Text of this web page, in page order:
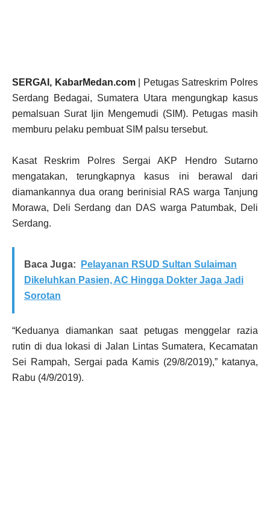
SERGAI, KabarMedan.com| Petugas Satreskrim Polres
Serdang Bedagai, Sumatera Utara mengungkap kasus
pemalsuan Surat Ijin Mengemudi (SIM). Petugas masih
memburu pelaku pembuat SIM palsu tersebut.
Kasat Reskrim Polres Sergai AKP Hendro Sutarno
mengatakan, terungkapnya kasus ini berawal dari
diamankannya dua orang berinisial RAS warga Tanjung
Morawa, Deli Serdang dan DAS warga Patumbak, Deli
Serdang.
Baca Juga:
Pelayanan RSUD Sultan Sulaiman
Dikeluhkan Pasien, AC Hingga Dokter Jaga Jadi
Sorotan
“Keduanya diamankan saat petugas menggelar razia
rutin di dua lokasi di Jalan Lintas Sumatera, Kecamatan
Sei Rampah, Sergai pada Kamis (29/8/2019),” katanya,
Rabu (4/9/2019).